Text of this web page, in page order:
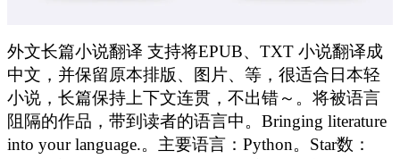
外文长篇小说翻译 支持将EPUB、TXT 小说翻译成
中文，并保留原本排版、图片、等，很适合日本轻
小说，长篇保持上下文连贯，不出错～。将被语言
阻隔的作品，带到读者的语言中。Bringing literature
into your language.。主要语言：Python。Star数：